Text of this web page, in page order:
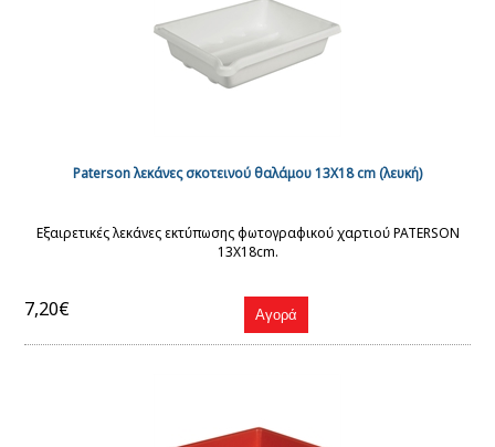
Paterson λεκάνες σκοτεινού θαλάμου 13Χ18 cm (λευκή)
Εξαιρετικές λεκάνες εκτύπωσης φωτογραφικού χαρτιού PATERSON
13X18cm.
7,20€